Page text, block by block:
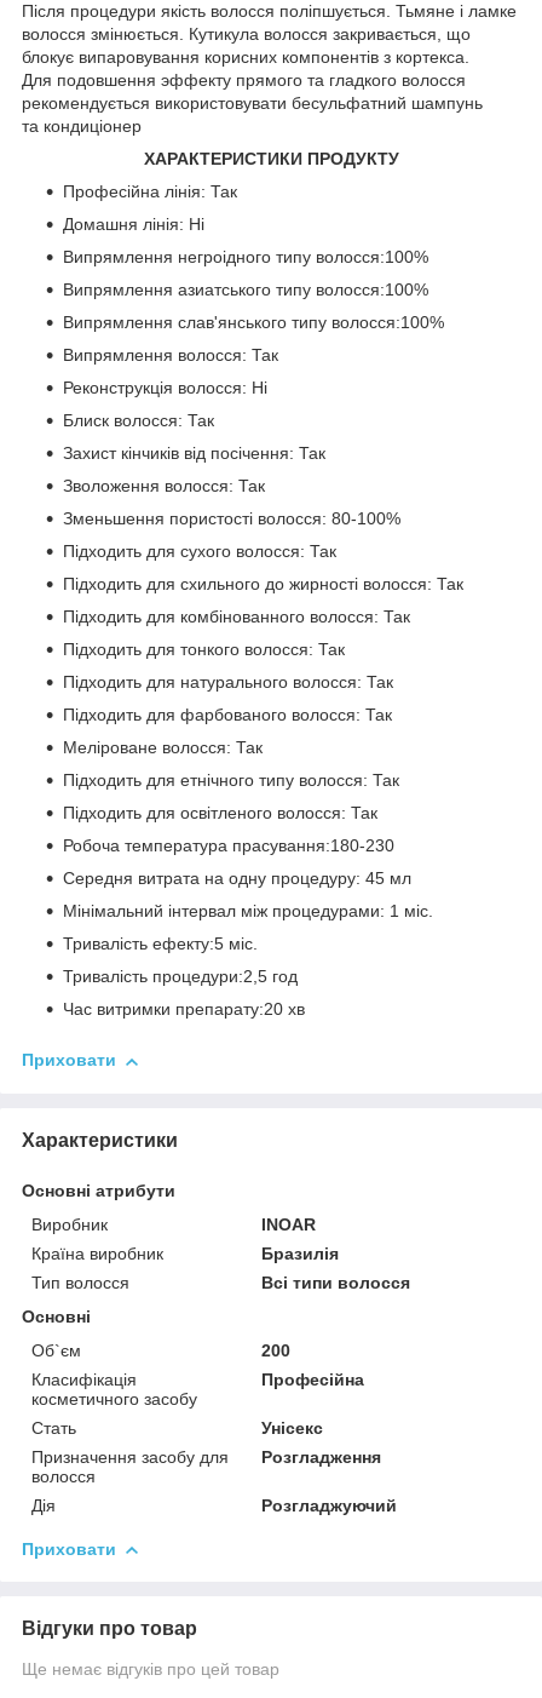
Після процедури якість волосся поліпшується. Тьмяне і ламке
волосся змінюється. Кутикула волосся закривається, що
блокує випаровування корисних компонентів з кортекса.
Для подовшення эффекту прямого та гладкого волосся
рекомендується використовувати бесульфатний шампунь
та кондиціонер
ХАРАКТЕРИСТИКИ ПРОДУКТУ
Професійна лінія: Так
Домашня лінія: Ні
Випрямлення негроідного типу волосся:100%
Випрямлення азиатського типу волосся:100%
Випрямлення слав'янського типу волосся:100%
Випрямлення волосся: Так
Реконструкція волосся: Ні
Блиск волосся: Так
Захист кінчиків від посічення: Так
Зволоження волосся: Так
Зменьшення пористості волосся: 80-100%
Підходить для сухого волосся: Так
Підходить для схильного до жирності волосся: Так
Підходить для комбінованного волосся: Так
Підходить для тонкого волосся: Так
Підходить для натурального волосся: Так
Підходить для фарбованого волосся: Так
Меліроване волосся: Так
Підходить для етнічного типу волосся: Так
Підходить для освітленого волосся: Так
Робоча температура прасування:180-230
Середня витрата на одну процедуру: 45 мл
Мінімальний інтервал між процедурами: 1 міс.
Тривалість ефекту:5 міс.
Тривалість процедури:2,5 год
Час витримки препарату:20 хв
Приховати
Характеристики
Основні атрибути
Виробник
INOAR
Країна виробник
Бразилія
Тип волосся
Всі типи волосся
Основні
Об`єм
200
Класифікація
косметичного засобу
Професійна
Стать
Унісекс
Призначення засобу для
волосся
Розгладження
Дія Розгладжуючий
Приховати
Відгуки про товар
Ще немає відгуків про цей товар